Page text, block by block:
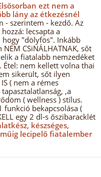
ezt nem a
lány az étkezésnél
- szerintem - kezdő. Az
lecsapta a
hogy "dölyfös". Inkább
CSiNÁLHATNAK, sőt
a fiatalabb nemzedéket
Étel: nem kellett volna thai
sikerült, sőt ilyen
( nem a rémes
,a
( wellness ) stílus.
bekapcsolása (
egy 2 dl-s őszibaracklét
készséges,
lecipelő fiatalember